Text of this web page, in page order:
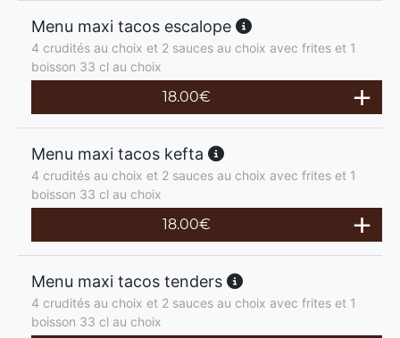
Menu maxi tacos escalope
4 crudités au choix et 2 sauces au choix avec frites et 1
boisson 33 cl au choix
18.00€
Menu maxi tacos kefta
4 crudités au choix et 2 sauces au choix avec frites et 1
boisson 33 cl au choix
18.00€
Menu maxi tacos tenders
4 crudités au choix et 2 sauces au choix avec frites et 1
boisson 33 cl au choix